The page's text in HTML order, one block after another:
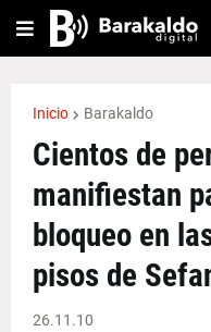
Inicio Barakaldo
Cientos de
manifiestan
bloqueo en
pisos de
26.11.10